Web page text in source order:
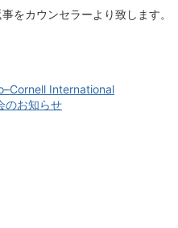
をカウンセラーより致します。
International
のお知らせ